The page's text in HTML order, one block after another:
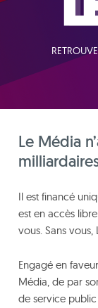
Le Média
Il est financé
est en accès
vous. Sans vous,
Engagé en
Média, de par
de service